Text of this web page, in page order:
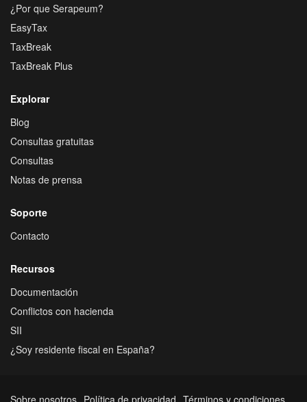
¿Por que Serapeum?
EasyTax
TaxBreak
TaxBreak Plus
Explorar
Blog
Consultas gratuitas
Consultas
Notas de prensa
Soporte
Contacto
Recursos
Documentación
Conflictos con hacienda
SII
¿Soy residente fiscal en España?
Sobre nosotros Política de privacidad Términos y condiciones